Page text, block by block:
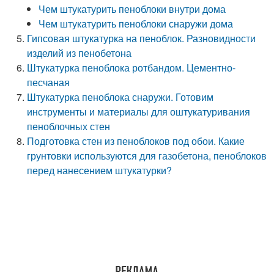
Чем штукатурить пеноблоки внутри дома
Чем штукатурить пеноблоки снаружи дома
Гипсовая штукатурка на пеноблок. Разновидности
изделий из пенобетона
Штукатурка пеноблока ротбандом. Цементно-
песчаная
Штукатурка пеноблока снаружи. Готовим
инструменты и материалы для оштукатуривания
пеноблочных стен
Подготовка стен из пеноблоков под обои. Какие
грунтовки используются для газобетона, пеноблоков
перед нанесением штукатурки?